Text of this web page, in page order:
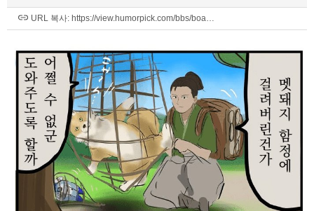
URL 복사: https://view.humorpick.com/bbs/boa…